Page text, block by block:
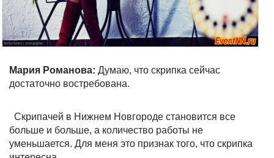
Мария Романова: Думаю, что скрипка сейчас
достаточно востребована.
Скрипачей в Нижнем Новгороде становится все
больше и больше, а количество работы не
уменьшается. Для меня это признак того, что скрипка